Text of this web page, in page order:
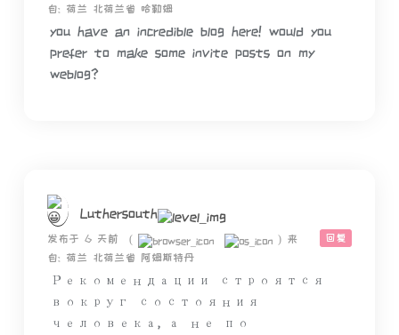
自: 荷兰 北荷兰省 哈勒姆
you have an incredible blog here! would you
prefer to make some invite posts on my
weblog?
Luthersouth
回复
发布于 6 天前 ( ) 来
自: 荷兰 北荷兰省 阿姆斯特丹
Рекомендации строятся
вокруг состояния
человека, а не по